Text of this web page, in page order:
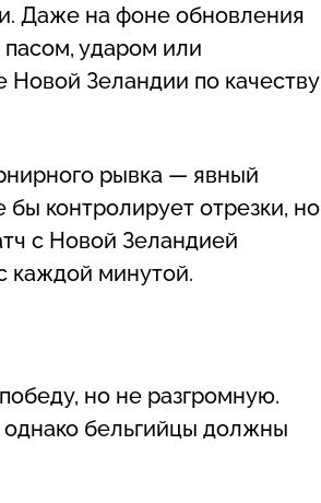
Даже на фоне обновления
пасом, ударом или
Зеландии по качеству
рывка — явный
контролирует отрезки, но
с Новой Зеландией
каждой минутой.
но не разгромную.
однако бельгийцы должны